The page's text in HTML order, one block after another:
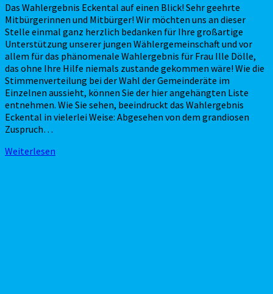
Das Wahlergebnis Eckental auf einen Blick! Sehr geehrte
Mitbürgerinnen und Mitbürger! Wir möchten uns an dieser
Stelle einmal ganz herzlich bedanken für Ihre großartige
Unterstützung unserer jungen Wählergemeinschaft und vor
allem für das phänomenale Wahlergebnis für Frau Ille Dölle,
das ohne Ihre Hilfe niemals zustande gekommen wäre! Wie die
Stimmenverteilung bei der Wahl der Gemeinderäte im
Einzelnen aussieht, können Sie der hier angehängten Liste
entnehmen. Wie Sie sehen, beeindruckt das Wahlergebnis
Eckental in vielerlei Weise: Abgesehen von dem grandiosen
Zuspruch…
Weiterlesen